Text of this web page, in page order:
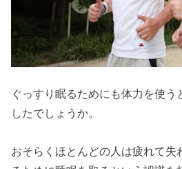
ぐっすり眠るためにも体力を使う
したでしょうか。
おそらくほとんどの人は疲れて失